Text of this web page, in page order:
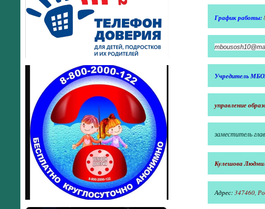
График работы:
Учредитель
управление
заместитель
Кулешова
Адрес:347460,